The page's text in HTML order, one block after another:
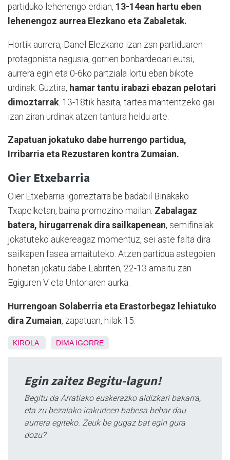
partiduko lehenengo erdian, 13-14ean hartu eben
lehenengoz aurrea Elezkano eta Zabaletak.
Hortik aurrera, Danel Elezkano izan zsn partiduaren
protagonista nagusia, gorrien bonbardeoari eutsi,
aurrera egin eta 0-6ko partziala lortu eban bikote
urdinak. Guztira, hamar tantu irabazi ebazan pelotari
dimoztarrak . 13-18tik hasita, tartea mantentzeko gai
izan ziran urdinak atzen tantura heldu arte.
Zapatuan jokatuko dabe hurrengo partidua,
Irribarria eta Rezustaren kontra Zumaian.
Oier Etxebarria
Oier Etxebarria igorreztarra be badabil Binakako
Txapelketan, baina promozino mailan. Zabalagaz
batera, hirugarrenak dira sailkapenean, semifinalak
jokatuteko aukereagaz momentuz, sei aste falta dira
sailkapen fasea amaituteko. Atzen partidua astegoien
honetan jokatu dabe Labriten, 22-13 amaitu zan
Egiguren V eta Untoriaren aurka.
Hurrengoan Solaberria eta Erastorbegaz lehiatuko
dira Zumaian, zapatuan, hilak 15.
KIROLA DIMA IGORRE
Egin zaitez Begitu-lagun!
Begitu da Arratiako euskerazko aldizkari bakarra,
eta zu bezalako irakurleen babesa behar dau
aurrera egiteko. Zeuk be gugaz bat egin gura
dozu?